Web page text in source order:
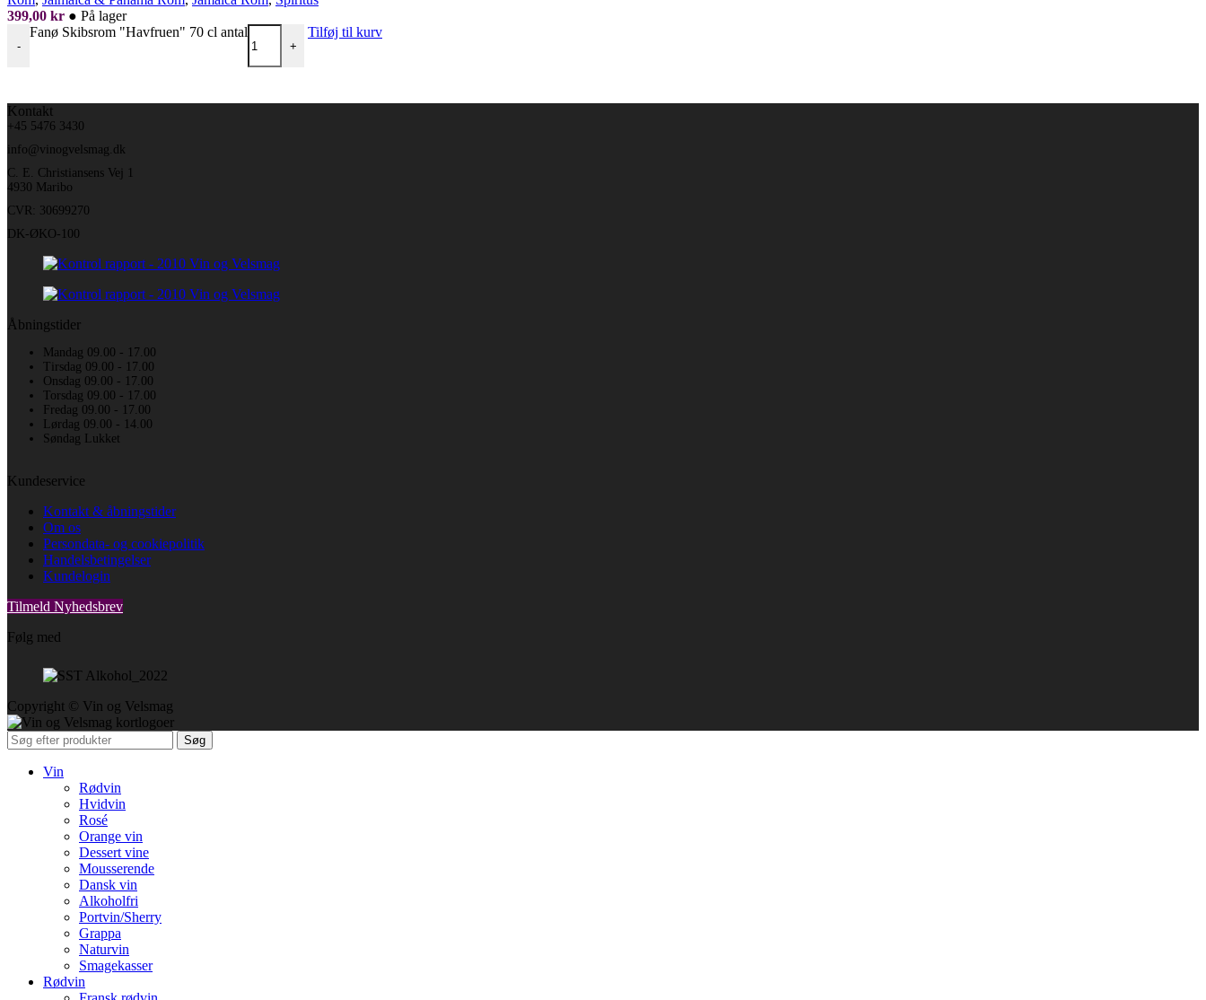
399,00 kr ● På lager
-
Fanø Skibsrom "Havfruen" 70 cl antal
+
Tilføj til kurv
Kontakt
+45 5476 3430
info@vinogvelsmag.dk
C. E. Christiansens Vej 1
4930 Maribo
CVR: 30699270
DK-ØKO-100
Åbningstider
Mandag 09.00 - 17.00
Tirsdag 09.00 - 17.00
Onsdag 09.00 - 17.00
Torsdag 09.00 - 17.00
Fredag 09.00 - 17.00
Lørdag 09.00 - 14.00
Søndag Lukket
Kundeservice
Kontakt & åbningstider
Om os
Persondata- og cookiepolitik
Handelsbetingelser
Kundelogin
Tilmeld Nyhedsbrev
Følg med
Copyright © Vin og Velsmag
Søg
Vin
Rødvin
Hvidvin
Rosé
Orange vin
Dessert vine
Mousserende
Dansk vin
Alkoholfri
Portvin/Sherry
Grappa
Naturvin
Smagekasser
Rødvin